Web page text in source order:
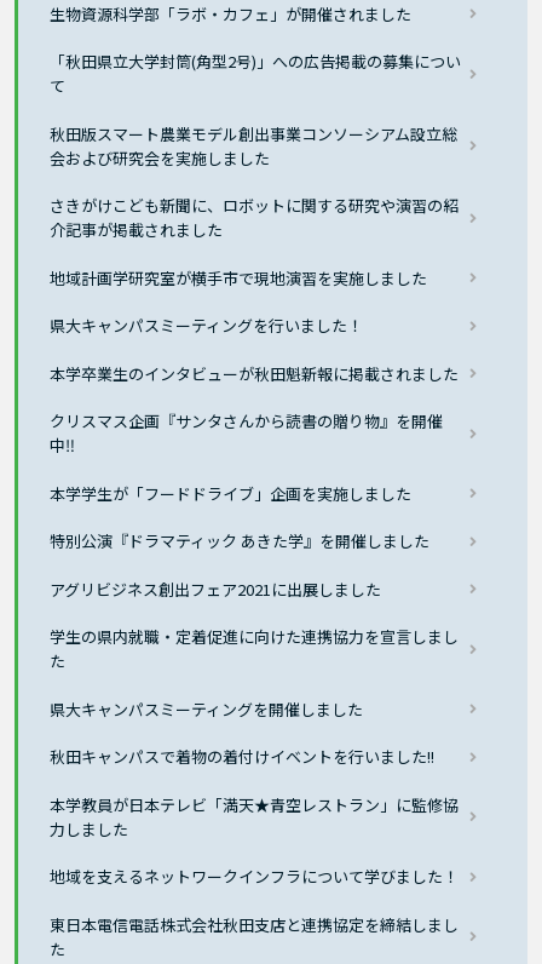
生物資源科学部「ラボ・カフェ」が開催されました
「秋田県立大学封筒(角型2号)」への広告掲載の募集につい
て
秋田版スマート農業モデル創出事業コンソーシアム設立総
会および研究会を実施しました
さきがけこども新聞に、ロボットに関する研究や演習の紹
介記事が掲載されました
地域計画学研究室が横手市で現地演習を実施しました
県大キャンパスミーティングを行いました！
本学卒業生のインタビューが秋田魁新報に掲載されました
クリスマス企画『サンタさんから読書の贈り物』を開催
中‼
本学学生が「フードドライブ」企画を実施しました
特別公演『ドラマティック あきた学』を開催しました
アグリビジネス創出フェア2021に出展しました
学生の県内就職・定着促進に向けた連携協力を宣言しまし
た
県大キャンパスミーティングを開催しました
秋田キャンパスで着物の着付けイベントを行いました!!
本学教員が日本テレビ「満天★青空レストラン」に監修協
力しました
地域を支えるネットワークインフラについて学びました！
東日本電信電話株式会社秋田支店と連携協定を締結しまし
た